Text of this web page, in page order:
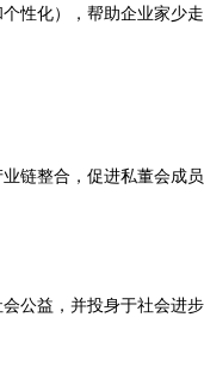
性化），帮助企业家少
链整合，促进私董会成员
公益，并投身于社会进